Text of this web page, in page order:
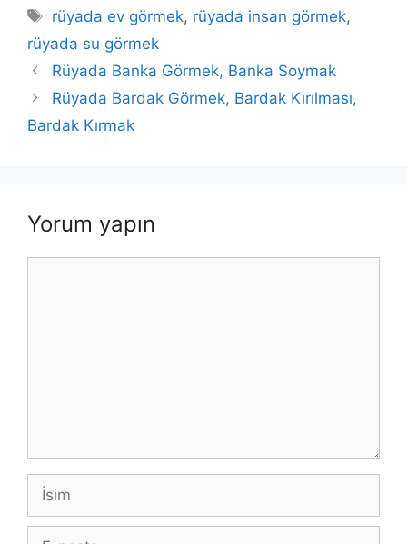
Etiketler
rüyada ev görmek, rüyada insan görmek,
rüyada su görmek
Rüyada Banka Görmek, Banka Soymak
Rüyada Bardak Görmek, Bardak Kırılması,
Bardak Kırmak
Yorum yapın
İsim